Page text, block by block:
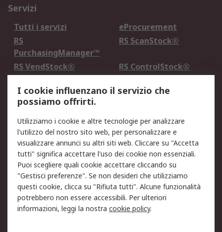
Servizi
Tutti i servizi
eProcurement
RS
PurchasingManager™
RS ScanStock®
RS VendStock®
RS ControlStock®
Legale
Informativa Cookie
Informativa Privacy -
Aggiornata
Email Security
Termini d'uso
Condizioni di vendita
Condizioni generali di
servizio
Etica e responsabilità
Chi Siamo
I cookie influenzano il servizio che
possiamo offrirti.
Utilizziamo i cookie e altre tecnologie per analizzare
l'utilizzo del nostro sito web, per personalizzare e
visualizzare annunci su altri siti web. Cliccare su "Accetta
tutti" significa accettare l'uso dei cookie non essenziali.
Puoi scegliere quali cookie accettare cliccando su
"Gestisci preferenze". Se non desideri che utilizziamo
questi cookie, clicca su "Rifiuta tutti". Alcune funzionalità
potrebbero non essere accessibili. Per ulteriori
informazioni, leggi la nostra cookie policy.